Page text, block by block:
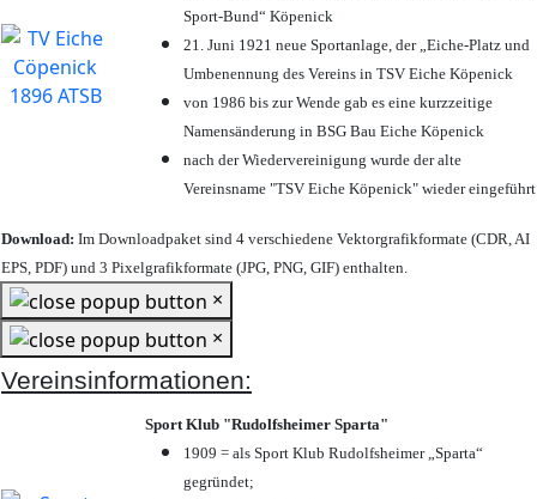
Sport-Bund“ Köpenick
21. Juni 1921 neue Sportanlage, der „Eiche-Platz und
Umbenennung des Vereins in TSV Eiche Köpenick
von 1986 bis zur Wende gab es eine kurzzeitige
Namensänderung in BSG Bau Eiche Köpenick
nach der Wiedervereinigung wurde der alte
Vereinsname "TSV Eiche Köpenick" wieder eingeführt
Download: Im Downloadpaket sind 4 verschiedene Vektorgrafikformate (CDR, AI
EPS, PDF) und 3 Pixelgrafikformate (JPG, PNG, GIF) enthalten.
×
×
Vereinsinformationen:
Sport Klub "Rudolfsheimer Sparta"
1909 = als Sport Klub Rudolfsheimer „Sparta“
gegründet;